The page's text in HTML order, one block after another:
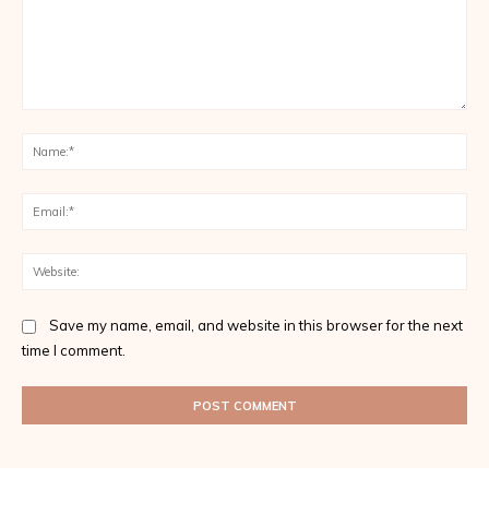
Save my name, email, and website in this browser for the next
time I comment.